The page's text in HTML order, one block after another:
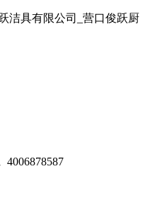
4006878587